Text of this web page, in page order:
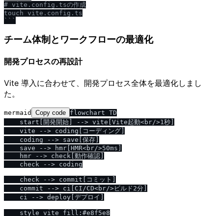
# vite.config.tsの作成
touch vite.config.ts
```
チーム体制とワークフローの最適化
開発プロセスの再設計
Vite 導入に合わせて、開発プロセス全体を最適化しまし
た。
mermaid Copy code flowchart TD
    start[開発開始] --> vite[Vite起動<br/>1秒]
    vite --> coding[コーディング]
    coding --> save[保存]
    save --> hmr[HMR<br/>50ms]
    hmr --> check[動作確認]
    check --> coding
    check --> commit[コミット]
    commit --> ci[CI/CD<br/>ビルド2分]
    ci --> deploy[デプロイ]
    style vite fill:#e8f5e8